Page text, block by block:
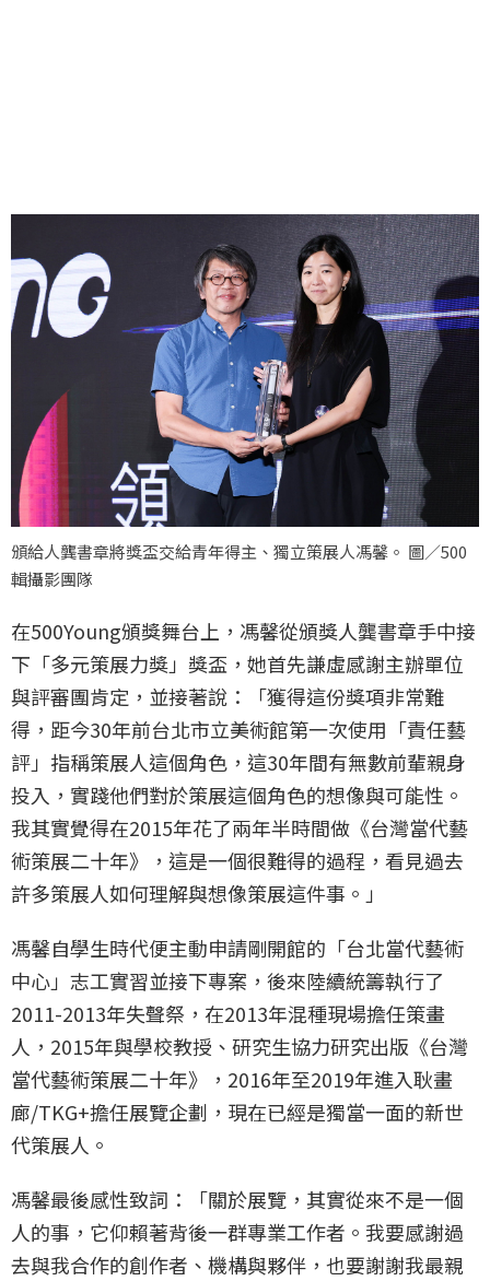
頒給人龔書章將獎盃交給青年得主、獨立策展人馮馨。 圖／500
輯攝影團隊
在500Young頒獎舞台上，馮馨從頒獎人龔書章手中接
下「多元策展力獎」獎盃，她首先謙虛感謝主辦單位
與評審團肯定，並接著說：「獲得這份獎項非常難
得，距今30年前台北市立美術館第一次使用「責任藝
評」指稱策展人這個角色，這30年間有無數前輩親身
投入，實踐他們對於策展這個角色的想像與可能性。
我其實覺得在2015年花了兩年半時間做《台灣當代藝
術策展二十年》，這是一個很難得的過程，看見過去
許多策展人如何理解與想像策展這件事。」
馮馨自學生時代便主動申請剛開館的「台北當代藝術
中心」志工實習並接下專案，後來陸續統籌執行了
2011-2013年失聲祭，在2013年混種現場擔任策畫
人，2015年與學校教授、研究生協力研究出版《台灣
當代藝術策展二十年》，2016年至2019年進入耿畫
廊/TKG+擔任展覽企劃，現在已經是獨當一面的新世
代策展人。
馮馨最後感性致詞：「關於展覽，其實從來不是一個
人的事，它仰賴著背後一群專業工作者。我要感謝過
去與我合作的創作者、機構與夥伴，也要謝謝我最親